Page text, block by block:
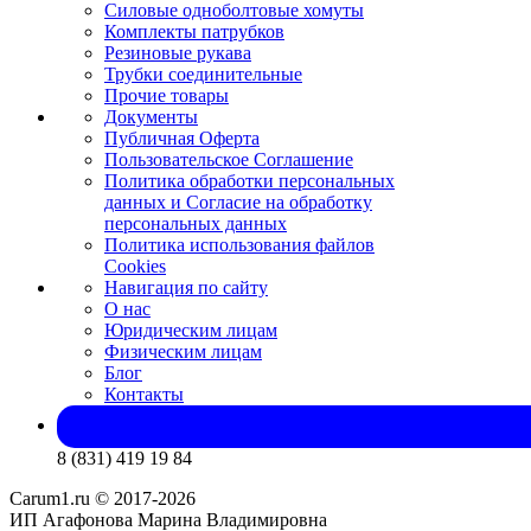
Силовые одноболтовые хомуты
Комплекты патрубков
Резиновые рукава
Трубки соединительные
Прочие товары
Документы
Публичная Оферта
Пользовательское Соглашение
Политика обработки персональных
данных и Согласие на обработку
персональных данных
Политика использования файлов
Cookies
Навигация по сайту
О нас
Юридическим лицам
Физическим лицам
Блог
Контакты
8 (831) 419 19 84
Carum1.ru © 2017-2026
ИП Агафонова Марина Владимировна